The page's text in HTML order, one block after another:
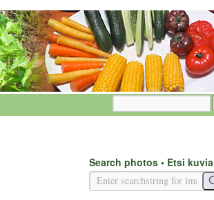
Search photos • Etsi kuvia